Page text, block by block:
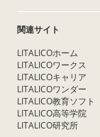
関連サイト
LITALICOホーム
LITALICOワークス
LITALICOキャリア
LITALICOワンダー
LITALICO教育ソフト
LITALICO高等学院
LITALICO研究所